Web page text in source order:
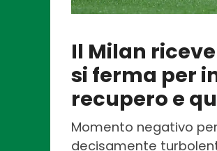
Il Milan
si ferma per
recupero e
Momento negativo
decisamente